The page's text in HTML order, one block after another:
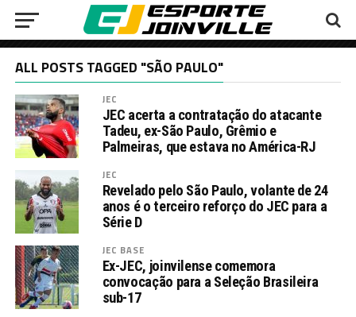
ALL POSTS TAGGED "SÃO PAULO"
JEC
JEC acerta a contratação do atacante
Tadeu, ex-São Paulo, Grêmio e
Palmeiras, que estava no América-RJ
JEC
Revelado pelo São Paulo, volante de 24
anos é o terceiro reforço do JEC para a
Série D
JEC BASE
Ex-JEC, joinvilense comemora
convocação para a Seleção Brasileira
sub-17